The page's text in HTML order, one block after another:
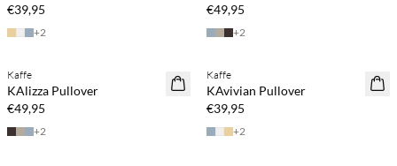
€39,95
+2
€49,95
+2
NEUHEITEN
Kaffe
KAlizza Pullover
€49,95
+2
NEUHEITEN
Kaffe
KAvivian Pullover
€39,95
+2